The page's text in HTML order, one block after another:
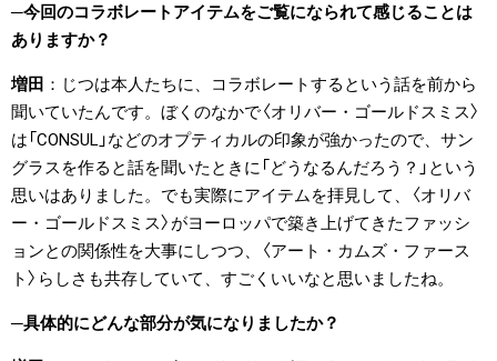
今回のコラボレートアイテムをご覧になられて感じることは
ありますか？
増田
じつは本人たちに、コラボレートするという話を前から
聞いていたんです。ぼくのなかで〈オリバー・ゴールドスミス〉
は「CONSUL」などのオプティカルの印象が強かったので、サン
グラスを作ると話を聞いたときに「どうなるんだろう？」という
思いはありました。でも実際にアイテムを拝見して、〈オリバ
ー・ゴールドスミス〉がヨーロッパで築き上げてきたファッシ
ョンとの関係性を大事にしつつ、〈アート・カムズ・ファース
ト〉らしさも共存していて、すごくいいなと思いましたね。
具体的にどんな部分が気になりましたか？